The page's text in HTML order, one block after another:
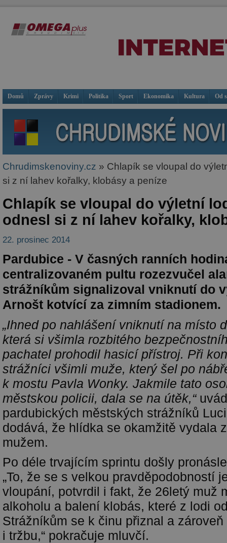
Domů Zprávy Krimi Politika Sport Ekonomika Kultura Od
Chrudimskenoviny.cz » Chlapík se vloupal do
si z ní lahev kořalky, klobásy a peníze
Chlapík se vloupal do výletní
odnesl si z ní lahev kořalky,
22. prosinec 2014
Pardubice - V časných ranních
centralizovaném pultu rozezvučel
strážníkům signalizoval vniknutí do
Arnošt kotvící za zimním stadionem.
„Ihned po nahlášení vniknutí na místo
která si všimla rozbitého
pachatel prohodil hasicí přístroj. Při
strážníci všimli muže, který šel po
k mostu Pavla Wonky. Jakmile tato
městskou policii, dala se na útěk,“
pardubických městských strážníků
dodává, že hlídka se okamžitě vydala
mužem.
Po déle trvajícím sprintu došly
„To, že se s velkou pravděpodobností
vloupání, potvrdil i fakt, že 26letý muž
alkoholu a balení klobás, které z lodi
Strážníkům se k činu přiznal a
i tržbu,“ pokračuje mluvčí.